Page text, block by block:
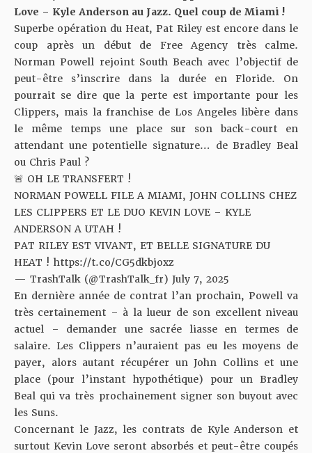
Love – Kyle Anderson au Jazz. Quel coup de Miami !
Superbe opération du Heat, Pat Riley est encore dans le
coup après un début de Free Agency très calme.
Norman Powell rejoint South Beach avec l’objectif de
peut-être s’inscrire dans la durée en Floride. On
pourrait se dire que la perte est importante pour les
Clippers, mais la franchise de Los Angeles libère dans
le même temps une place sur son back-court en
attendant une potentielle signature… de Bradley Beal
ou Chris Paul ?
🚨 OH LE TRANSFERT !
NORMAN POWELL FILE A MIAMI, JOHN COLLINS CHEZ
LES CLIPPERS ET LE DUO KEVIN LOVE – KYLE
ANDERSON A UTAH !
PAT RILEY EST VIVANT, ET BELLE SIGNATURE DU
HEAT ! https://t.co/CG5dkbjoxz
— TrashTalk (@TrashTalk_fr) July 7, 2025
En dernière année de contrat l’an prochain, Powell va
très certainement – à la lueur de son excellent niveau
actuel – demander une sacrée liasse en termes de
salaire. Les Clippers n’auraient pas eu les moyens de
payer, alors autant récupérer un John Collins et une
place (pour l’instant hypothétique) pour un Bradley
Beal qui va très prochainement signer son buyout avec
les Suns.
Concernant le Jazz, les contrats de Kyle Anderson et
surtout Kevin Love seront absorbés et peut-être coupés